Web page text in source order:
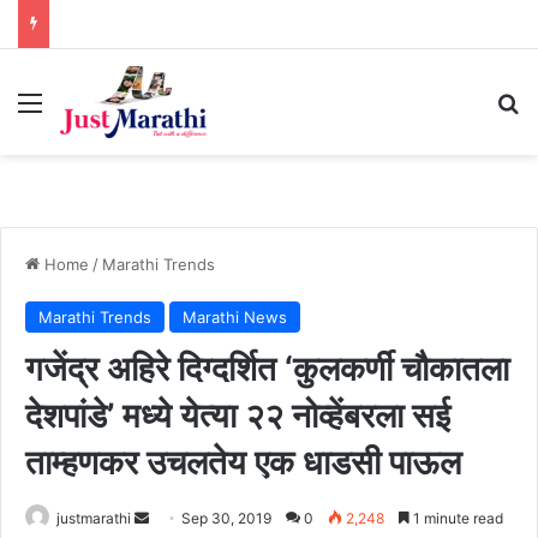
Menu
Home / Marathi Trends
Marathi Trends Marathi News
गजेंद्र अहिरे दिग्दर्शित ‘कुलकर्णी चौकातला
देशपांडे’ मध्ये येत्या २२ नोव्हेंबरला सई
ताम्हणकर उचलतेय एक धाडसी पाऊल
justmarathi Sep 30, 2019 0 2,248 1 minute read